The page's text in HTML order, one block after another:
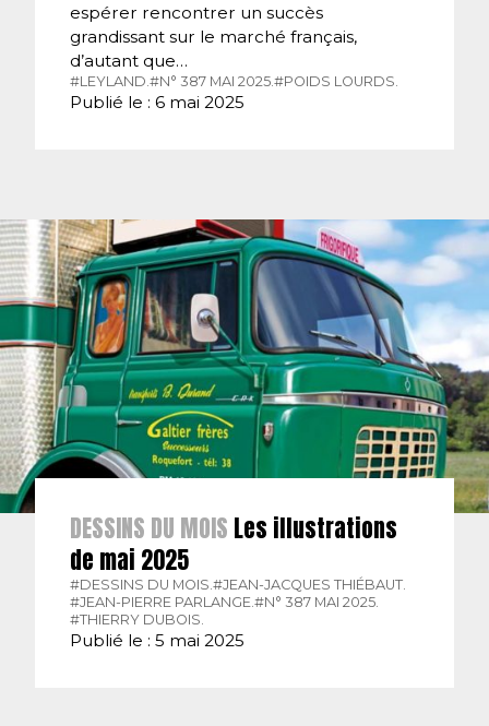
espérer rencontrer un succès
grandissant sur le marché français,
d’autant que…
#LEYLAND. #N° 387 MAI 2025. #POIDS LOURDS.
Publié le : 6 mai 2025
DESSINS DU MOIS Les illustrations
de mai 2025
#DESSINS DU MOIS. #JEAN-JACQUES THIÉBAUT.
#JEAN-PIERRE PARLANGE. #N° 387 MAI 2025.
#THIERRY DUBOIS.
Publié le : 5 mai 2025